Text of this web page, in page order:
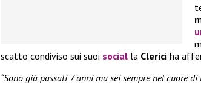
scatto condiviso sui suoi social la Clerici ha
“Sono già passati 7 anni ma sei sempre nel cuore